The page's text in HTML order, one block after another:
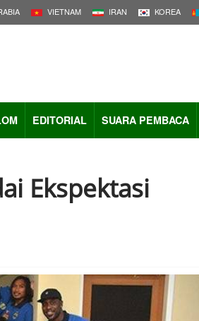
VIETNAM IRAN KOREA
EDITORIAL SUARA PEMBACA
Ekspektasi